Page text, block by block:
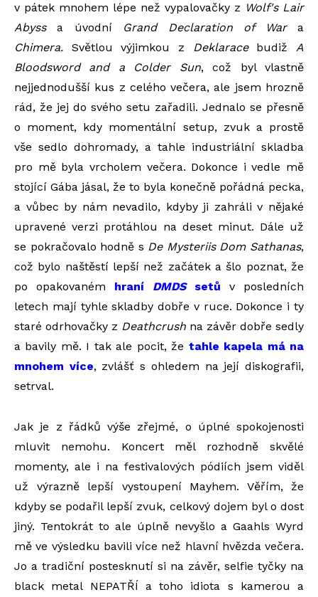
v pátek mnohem lépe než vypalovačky z Wolf's Lair
Abyssa úvodní Grand Declaration of Wara
Chimera. Světlou výjimkou z Deklarace budižA
Bloodsword and a Colder Sun, což byl vlastně
nejjednodušší kus z celého večera, ale jsem hrozně
rád, že jej do svého setu zařadili. Jednalo se přesně
o moment, kdy momentální setup, zvuk a prostě
vše sedlo dohromady, a tahle industriální skladba
pro mě byla vrcholem večera. Dokonce i vedle mě
stojící Gába jásal, že to byla konečně pořádná pecka,
a vůbec by nám nevadilo, kdyby ji zahráli v nějaké
upravené verzi protáhlou na deset minut. Dále už
se pokračovalo hodně s De Mysteriis Dom Sathanas,
což bylo naštěstí lepší než začátek a šlo poznat, že
po opakovaném hraní DMDSsetů v posledních
letech mají tyhle skladby dobře v ruce. Dokonce i ty
staré odrhovačky z Deathcrush na závěr dobře sedly
a bavily mě. I tak ale pocit, že tahle kapela má na
mnohem více, zvlášť s ohledem na její diskografii,
setrval.
Jak je z řádků výše zřejmé, o úplné spokojenosti
mluvit nemohu. Koncert měl rozhodně skvělé
momenty, ale i na festivalových pódiích jsem viděl
už výrazně lepší vystoupení Mayhem. Věřím, že
kdyby se podařil lepší zvuk, celkový dojem byl o dost
jiný. Tentokrát to ale úplně nevyšlo a Gaahls Wyrd
mě ve výsledku bavili více než hlavní hvězda večera.
Jo a tradiční postesknutí si na závěr, selfie tyčky na
black metal NEPATŘÍ a toho idiota s kamerou a